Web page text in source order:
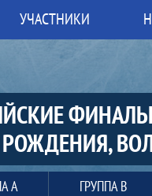
УЧАСТНИКИ
A ГРУППА B